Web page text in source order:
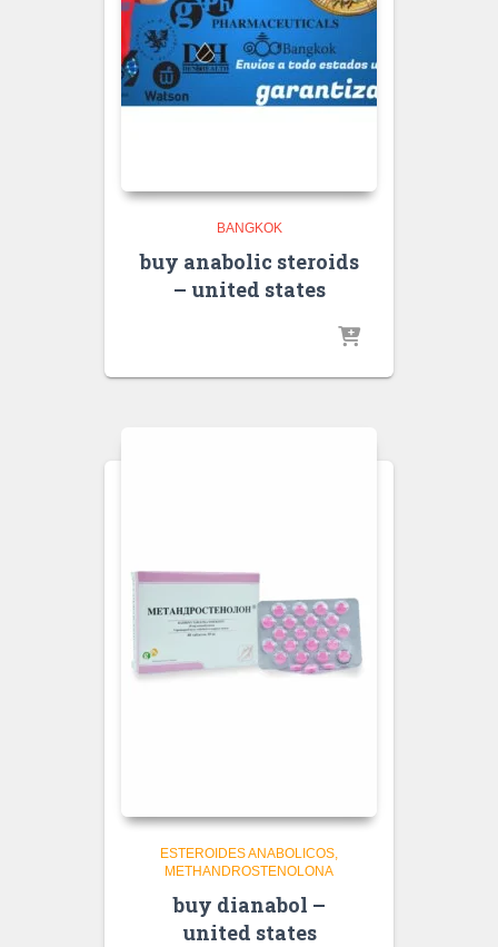
BANGKOK
buy anabolic steroids
– united states
ESTEROIDES ANABOLICOS
METHANDROSTENOLONA
buy dianabol –
united states